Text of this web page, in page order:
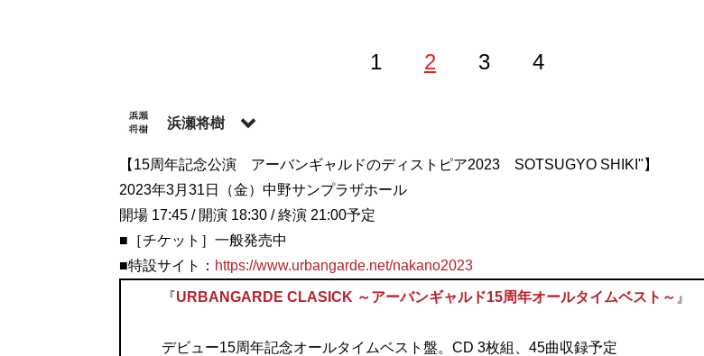
1 2 3 4
浜瀬将樹
1984年生まれのライター。お笑い、ドラマ、映画などのコラム・インタビューを担当。
@mhmhhmhm18
記事一覧へ
【15周年記念公演 アーバンギャルドのディストピア2023 SOTSUGYO SHIKI"】
2023年3月31日（金）中野サンプラザホール
開場 17:45 / 開演 18:30 / 終演 21:00予定
■［チケット］一般発売中
■特設サイト： https://www.urbangarde.net/nakano2023
『URBANGARDE CLASICK ～アーバンギャルド15周年オールタイムベスト～ 』
デビュー15周年記念オールタイムベスト盤。CD 3枚組、45曲収録予定